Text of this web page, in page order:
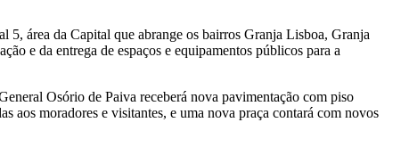
5, área da Capital que abrange os bairros Granja Lisboa, Granja
e da entrega de espaços e equipamentos públicos para a
Osório de Paiva receberá nova pavimentação com piso
aos moradores e visitantes, e uma nova praça contará com novos